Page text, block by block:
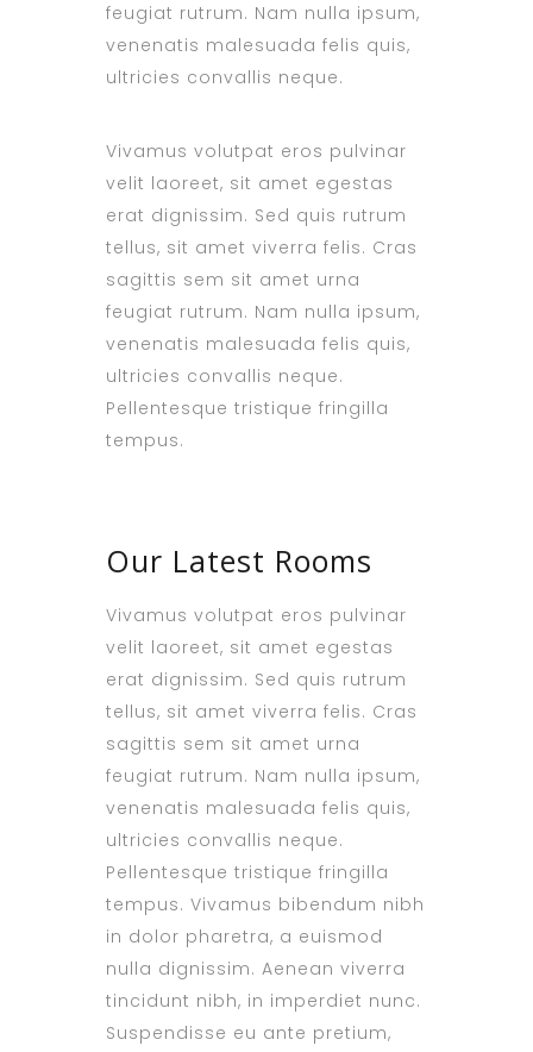
feugiat rutrum. Nam nulla ipsum,
venenatis malesuada felis quis,
ultricies convallis neque.
Vivamus volutpat eros pulvinar
velit laoreet, sit amet egestas
erat dignissim. Sed quis rutrum
tellus, sit amet viverra felis. Cras
sagittis sem sit amet urna
feugiat rutrum. Nam nulla ipsum,
venenatis malesuada felis quis,
ultricies convallis neque.
Pellentesque tristique fringilla
tempus.
Our Latest Rooms
Vivamus volutpat eros pulvinar
velit laoreet, sit amet egestas
erat dignissim. Sed quis rutrum
tellus, sit amet viverra felis. Cras
sagittis sem sit amet urna
feugiat rutrum. Nam nulla ipsum,
venenatis malesuada felis quis,
ultricies convallis neque.
Pellentesque tristique fringilla
tempus. Vivamus bibendum nibh
in dolor pharetra, a euismod
nulla dignissim. Aenean viverra
tincidunt nibh, in imperdiet nunc.
Suspendisse eu ante pretium,